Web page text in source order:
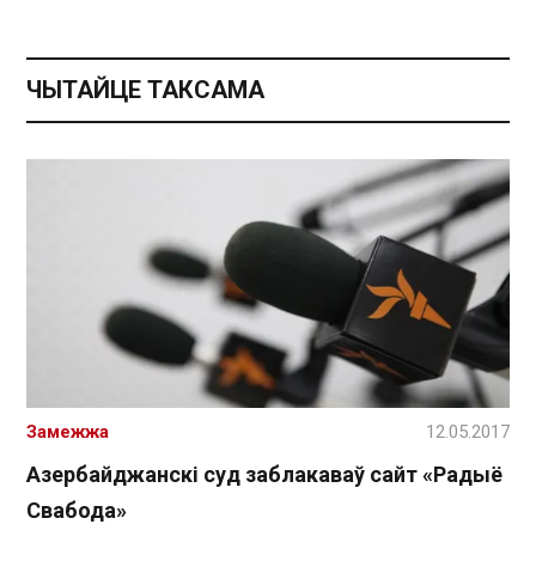
ЧЫТАЙЦЕ ТАКСАМА
Азербайджанскі суд заблакаваў сайт «Радыё
Свабода»
Замежжа 12.05.2017